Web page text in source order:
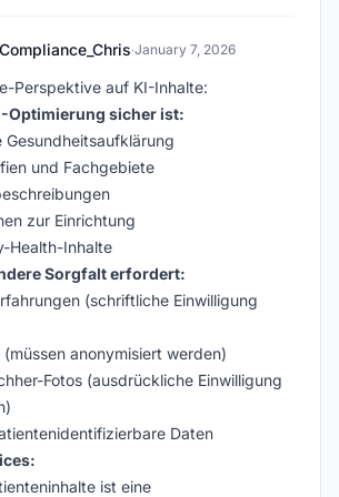
·January 7, 2026
Perspektive auf KI-Inhalte:
Optimierung sicher ist:
Gesundheitsaufklärung
und Fachgebiete
zur Einrichtung
Health-Inhalte
Sorgfalt erfordert:
(schriftliche Einwilligung
(müssen anonymisiert werden)
Fotos (ausdrückliche Einwilligung
Daten
ist eine